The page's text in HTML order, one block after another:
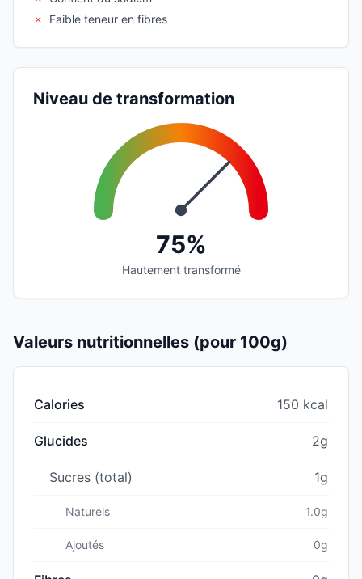
✗
Faible teneur en fibres
Niveau de transformation
75%
Hautement transformé
Valeurs nutritionnelles (pour 100g)
Calories 150 kcal
Glucides 2g
Sucres (total) 1g
Naturels 1.0g
Ajoutés 0g